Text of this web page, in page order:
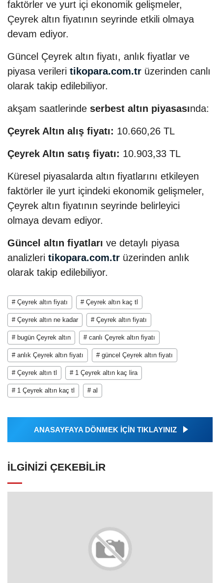
faktörler ve yurt içi ekonomik gelişmeler,
Çeyrek altın fiyatının seyrinde etkili olmaya
devam ediyor.
Güncel Çeyrek altın fiyatı, anlık fiyatlar ve
piyasa verileri tikopara.com.tr üzerinden canlı
olarak takip edilebiliyor.
akşam saatlerinde serbest altın piyasasında:
Çeyrek Altın alış fiyatı: 10.660,26 TL
Çeyrek Altın satış fiyatı: 10.903,33 TL
Küresel piyasalarda altın fiyatlarını etkileyen
faktörler ile yurt içindeki ekonomik gelişmeler,
Çeyrek altın fiyatının seyrinde belirleyici
olmaya devam ediyor.
Güncel altın fiyatları ve detaylı piyasa
analizleri tikopara.com.tr üzerinden anlık
olarak takip edilebiliyor.
# Çeyrek altın fiyatı # Çeyrek altın kaç tl
# Çeyrek altın ne kadar # Çeyrek altın fiyatı
# bugün Çeyrek altın # canlı Çeyrek altın fiyatı
# anlık Çeyrek altın fiyatı # güncel Çeyrek altın fiyatı
# Çeyrek altın tl # 1 Çeyrek altın kaç lira
# 1 Çeyrek altın kaç tl # al
ANASAYFAYA DÖNMEK İÇİN TIKLAYINIZ
İLGINIZI ÇEKEBILIR